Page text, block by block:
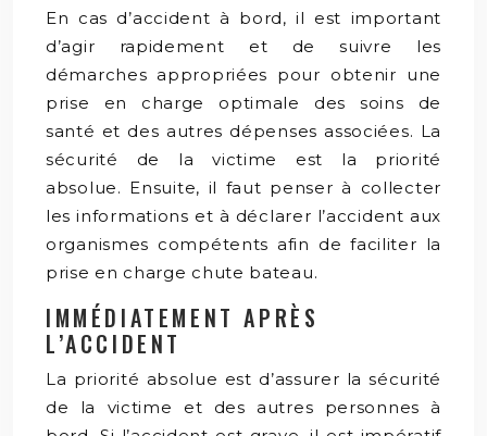
En cas d’accident à bord, il est important
d’agir rapidement et de suivre les
démarches appropriées pour obtenir une
prise en charge optimale des soins de
santé et des autres dépenses associées. La
sécurité de la victime est la priorité
absolue. Ensuite, il faut penser à collecter
les informations et à déclarer l’accident aux
organismes compétents afin de faciliter la
prise en charge chute bateau.
IMMÉDIATEMENT APRÈS
L’ACCIDENT
La priorité absolue est d’assurer la sécurité
de la victime et des autres personnes à